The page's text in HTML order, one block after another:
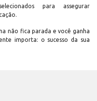
para assegurar
não fica parada e você ganha
importa: o sucesso da sua